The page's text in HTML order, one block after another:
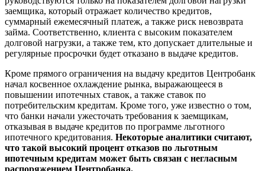
заемщика, который отражает количество кредитов,
суммарный ежемесячный платеж, а также риск невозврата
займа. Соответственно, клиента с высоким показателем
долговой нагрузки, а также тем, кто допускает длительные и
регулярные просрочки будет отказано в выдаче кредитов.
Кроме прямого ограничения на выдачу кредитов Центробанк
начал косвенное охлаждение рынка, выражающееся в
повышении ипотечных ставок, а также ставок по
потребительским кредитам. Кроме того, уже известно о том,
что банки начали ужесточать требования к заемщикам,
отказывая в выдаче кредитов по программе льготного
ипотечного кредитования. Некоторые аналитики считают,
что такой высокий процент отказов по льготным
ипотечным кредитам может быть связан с негласным
распоряжением Центробанка.